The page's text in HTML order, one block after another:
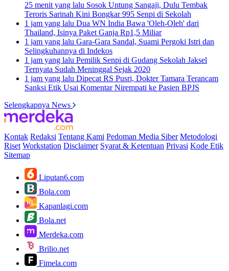
25 menit yang lalu Sosok Untung Sangaji, Dulu Tembak
Teroris Sarinah Kini Bongkar 995 Senpi di Sekolah
1 jam yang lalu Dua WN India Bawa 'Oleh-Oleh' dari
Thailand, Isinya Paket Ganja Rp1,5 Miliar
1 jam yang lalu Gara-Gara Sandal, Suami Pergoki Istri dan
Selingkuhannya di Indekos
1 jam yang lalu Pemilik Senpi di Gudang Sekolah Jaksel
Ternyata Sudah Meninggal Sejak 2020
1 jam yang lalu Dipecat RS Pusri, Dokter Tamara Terancam
Sanksi Etik Usai Komentar Nirempati ke Pasien BPJS
Selengkapnya News
Kontak Redaksi Tentang Kami Pedoman Media Siber Metodologi
Riset Workstation Disclaimer Syarat & Ketentuan Privasi Kode Etik
Sitemap
Liputan6.com
Bola.com
Kapanlagi.com
Bola.net
Merdeka.com
Brilio.net
Fimela.com